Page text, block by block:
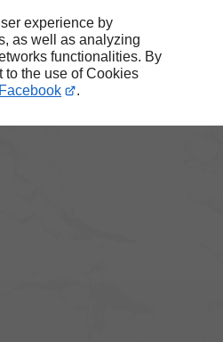
experience by
as well as analyzing
functionalities. By
to the use of Cookies
Facebook .